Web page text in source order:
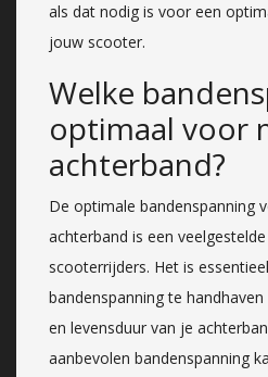
als dat nodig is voor een
jouw scooter.
Welke
optimaal voor
achterband?
De optimale bandenspanning
achterband is een
scooterrijders. Het is
bandenspanning te
en levensduur van je
aanbevolen bandenspanning